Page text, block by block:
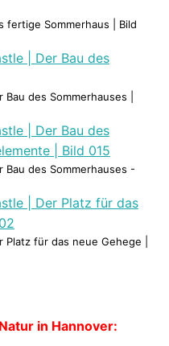
fertige Sommerhaus | Bild
des Sommerhauses |
Bau des Sommerhauses -
für das neue Gehege |
in Hannover: